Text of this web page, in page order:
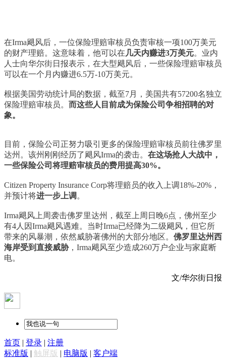
在Irma飓风后，一位保险理赔审核员负责审核一项100万美元
的财产理赔。这意味着，他可以在 几天内赚进3万美元。业内
人士向华尔街日报表示，在大型飓风后，一些保险理赔审核员
可以在一个月内赚进6.5万-10万美元。
根据美国劳动统计局的数据，截至7月，美国共有57200名独立
保险理赔审核员。 而这些人目前成为保险公司争相招聘的对
象。
目前，保险公司正努力吸引更多的保险理赔审核员前往佛罗里
达州。该州刚刚经历了飓风Irma的袭击。 在这场抢人大战中，
一些保险公司将理赔审核员的费用提高30%。
Citizen Property Insurance Corp将理赔员的收入上调18%-20%，
并预计将进一步上调 。
Irma飓风上周袭击佛罗里达州，截至上周日晚6点，佛州至少
有4人因Irma飓风遇难。当时Irma已经降为二级飓风，但它所
带来的风暴潮，依然威胁著佛州的大部分地区。 佛罗里达州西
海岸受到直接威胁， Irma飓风至少造成260万户企业与家庭断
电。
文/华尔街日报
首页 | 登录 | 注册
标准版 | 触屏版 | 电脑版 | 客户端